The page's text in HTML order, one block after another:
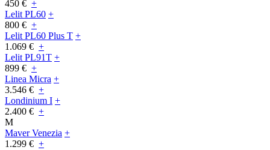
450 € +
Lelit PL60 +
800 € +
Lelit PL60 Plus T +
1.069 € +
Lelit PL91T +
899 € +
Linea Micra +
3.546 € +
Londinium I +
2.400 € +
M
Maver Venezia +
1.299 € +